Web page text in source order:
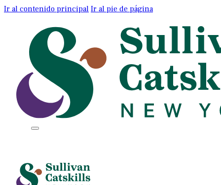
Ir al contenido principal Ir al pie de página